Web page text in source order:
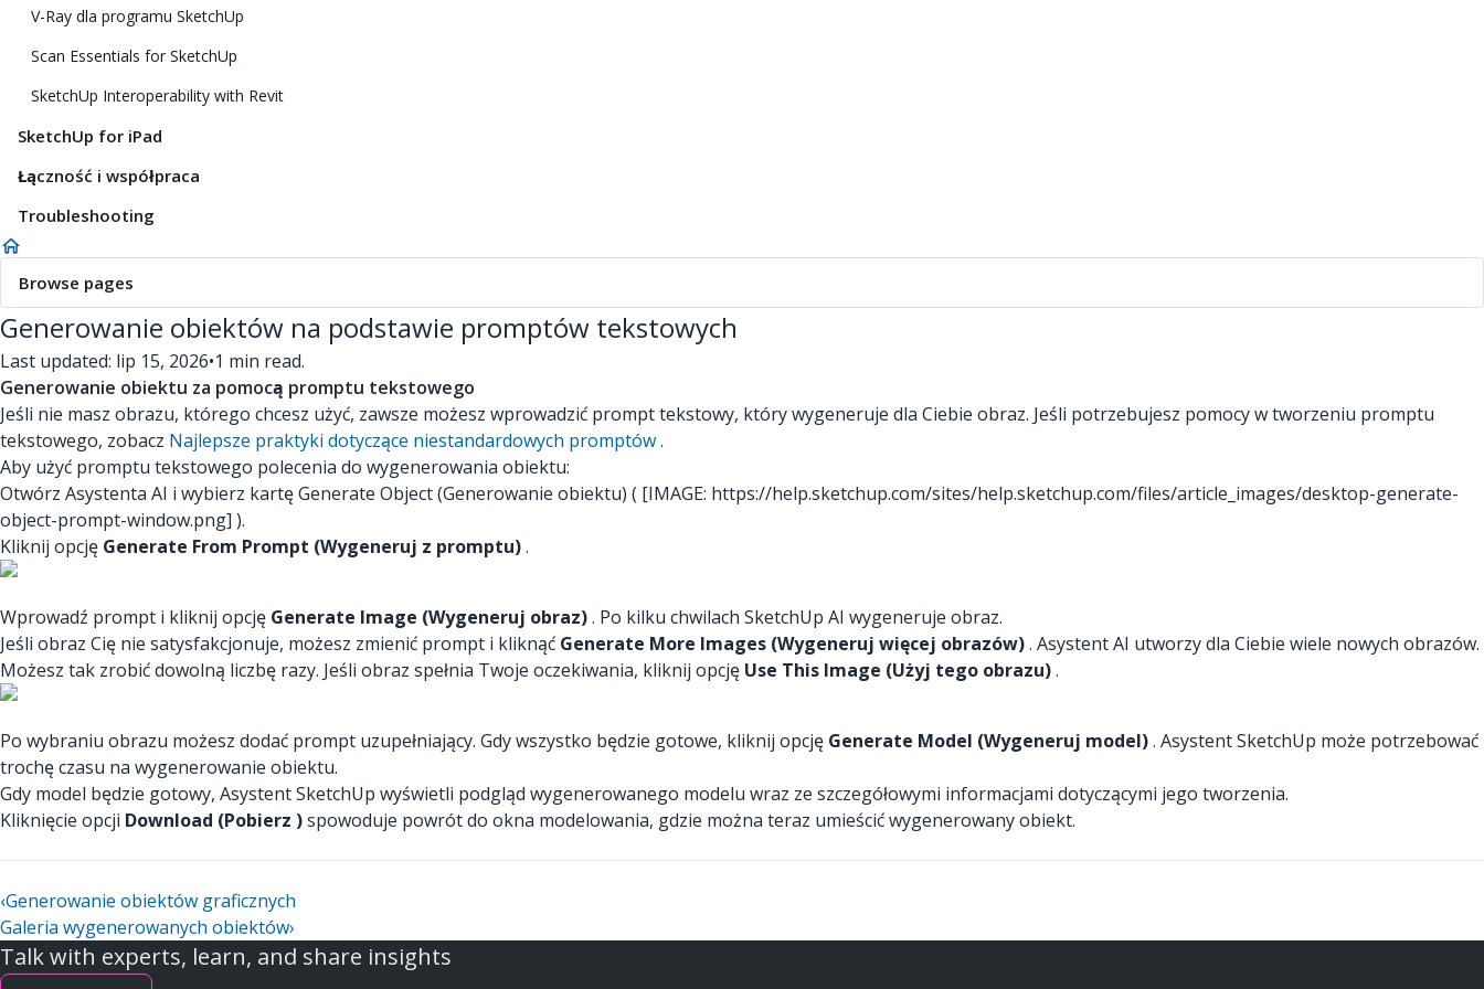
V-Ray dla programu SketchUp
Scan Essentials for SketchUp
SketchUp Interoperability with Revit
SketchUp for iPad
Łączność i współpraca
Troubleshooting
Browse pages
Generowanie obiektów na podstawie promptów tekstowych
Last updated: lip 15, 2026•1 min read.
Generowanie obiektu za pomocą promptu tekstowego
Jeśli nie masz obrazu, którego chcesz użyć, zawsze możesz wprowadzić prompt tekstowy, który wygeneruje dla Ciebie obraz. Jeśli potrzebujesz pomocy w tworzeniu promptu
tekstowego, zobacz Najlepsze praktyki dotyczące niestandardowych promptów.
Aby użyć promptu tekstowego polecenia do wygenerowania obiektu:
Otwórz Asystenta AI i wybierz kartę Generate Object (Generowanie obiektu) ( [IMAGE: https://help.sketchup.com/sites/help.sketchup.com/files/article_images/desktop-generate-
object-prompt-window.png] ).
Kliknij opcję Generate From Prompt (Wygeneruj z promptu).
Wprowadź prompt i kliknij opcję Generate Image (Wygeneruj obraz). Po kilku chwilach SketchUp AI wygeneruje obraz.
Jeśli obraz Cię nie satysfakcjonuje, możesz zmienić prompt i kliknąć Generate More Images (Wygeneruj więcej obrazów). Asystent AI utworzy dla Ciebie wiele nowych obrazów.
Możesz tak zrobić dowolną liczbę razy. Jeśli obraz spełnia Twoje oczekiwania, kliknij opcję Use This Image (Użyj tego obrazu).
Po wybraniu obrazu możesz dodać prompt uzupełniający. Gdy wszystko będzie gotowe, kliknij opcję Generate Model (Wygeneruj model). Asystent SketchUp może potrzebować
trochę czasu na wygenerowanie obiektu.
Gdy model będzie gotowy, Asystent SketchUp wyświetli podgląd wygenerowanego modelu wraz ze szczegółowymi informacjami dotyczącymi jego tworzenia.
Kliknięcie opcji Download (Pobierz )spowoduje powrót do okna modelowania, gdzie można teraz umieścić wygenerowany obiekt.
‹Generowanie obiektów graficznych
Galeria wygenerowanych obiektów›
Talk with experts, learn, and share insights